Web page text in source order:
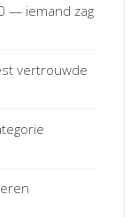
— iemand zag
vertrouwde